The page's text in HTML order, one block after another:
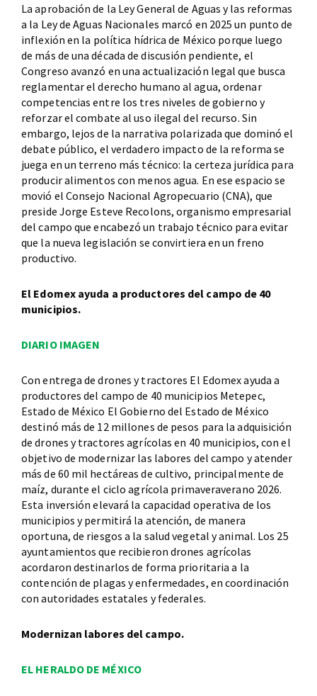
La aprobación de la Ley General de Aguas y las reformas
a la Ley de Aguas Nacionales marcó en 2025 un punto de
inflexión en la política hídrica de México porque luego
de más de una década de discusión pendiente, el
Congreso avanzó en una actualización legal que busca
reglamentar el derecho humano al agua, ordenar
competencias entre los tres niveles de gobierno y
reforzar el combate al uso ilegal del recurso. Sin
embargo, lejos de la narrativa polarizada que dominó el
debate público, el verdadero impacto de la reforma se
juega en un terreno más técnico: la certeza jurídica para
producir alimentos con menos agua. En ese espacio se
movió el Consejo Nacional Agropecuario (CNA), que
preside Jorge Esteve Recolons, organismo empresarial
del campo que encabezó un trabajo técnico para evitar
que la nueva legislación se convirtiera en un freno
productivo.
El Edomex ayuda a productores del campo de 40
municipios.
DIARIO IMAGEN
Con entrega de drones y tractores El Edomex ayuda a
productores del campo de 40 municipios Metepec,
Estado de México El Gobierno del Estado de México
destinó más de 12 millones de pesos para la adquisición
de drones y tractores agrícolas en 40 municipios, con el
objetivo de modernizar las labores del campo y atender
más de 60 mil hectáreas de cultivo, principalmente de
maíz, durante el ciclo agrícola primaveraverano 2026.
Esta inversión elevará la capacidad operativa de los
municipios y permitirá la atención, de manera
oportuna, de riesgos a la salud vegetal y animal. Los 25
ayuntamientos que recibieron drones agrícolas
acordaron destinarlos de forma prioritaria a la
contención de plagas y enfermedades, en coordinación
con autoridades estatales y federales.
Modernizan labores del campo.
EL HERALDO DE MÉXICO